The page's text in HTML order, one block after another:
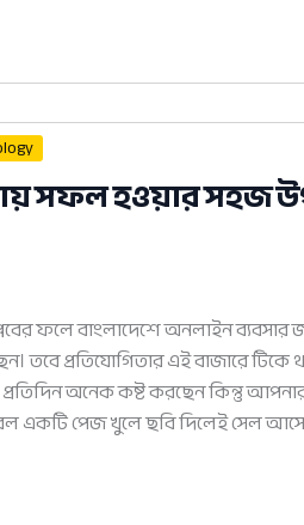
সফল হওয়ার সহজ
ফলে বাংলাদেশে অনলাইন
তবে প্রতিযোগিতার এই বাজারে
অনেক কষ্ট করছেন কিন্তু
একটি পেজ খুলে ছবি দিলেই সেল